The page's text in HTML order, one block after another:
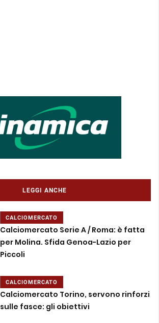
LEGGI ANCHE
CALCIOMERCATO
Calciomercato Serie A / Roma: è fatta
per Molina. Sfida Genoa-Lazio per
Piccoli
CALCIOMERCATO
Calciomercato Torino, servono rinforzi
sulle fasce: gli obiettivi